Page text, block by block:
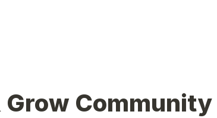
Grow Community